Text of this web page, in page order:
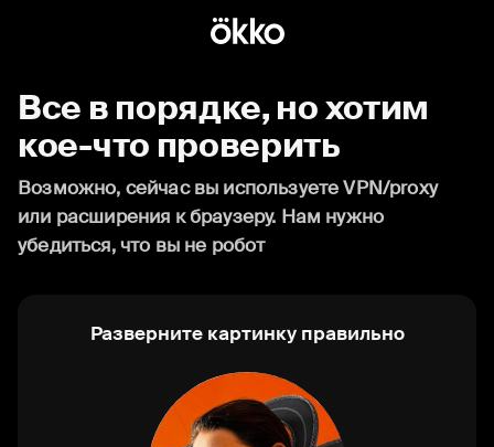
Все в порядке, но хотим
кое-что проверить
Возможно, сейчас вы используете VPN/proxy
или расширения к браузеру. Нам нужно
убедиться, что вы не робот
Разверните картинку правильно